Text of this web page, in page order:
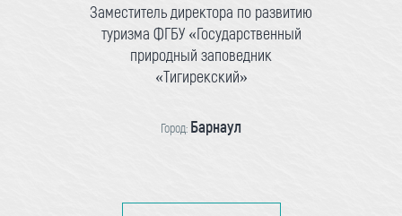
Заместитель директора по развитию
туризма ФГБУ «Государственный
природный заповедник
«Тигирекский»
Город: Барнаул